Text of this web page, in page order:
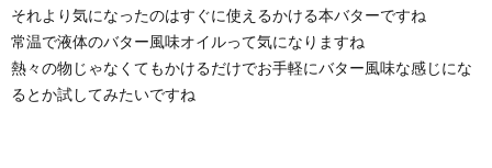
それより気になったのはすぐに使えるかける本バターですね
常温で液体のバター風味オイルって気になりますね
熱々の物じゃなくてもかけるだけでお手軽にバター風味な感じにな
るとか試してみたいですね